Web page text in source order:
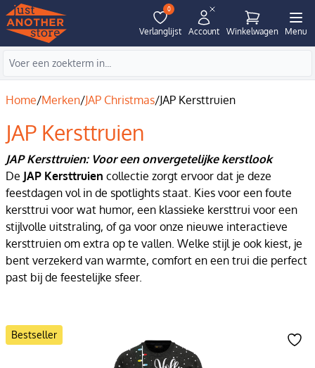
0
Verlanglijst Account Winkelwagen Menu
Home/Merken/JAP Christmas/JAP Kersttruien
JAP Kersttruien
JAP Kersttruien: Voor een onvergetelijke kerstlook
De JAP Kersttruien collectie zorgt ervoor dat je deze
feestdagen vol in de spotlights staat. Kies voor een foute
kersttrui voor wat humor, een klassieke kersttrui voor een
stijlvolle uitstraling, of ga voor onze nieuwe interactieve
kersttruien om extra op te vallen. Welke stijl je ook kiest, je
bent verzekerd van warmte, comfort en een trui die perfect
past bij de feestelijke sfeer.
Bestseller